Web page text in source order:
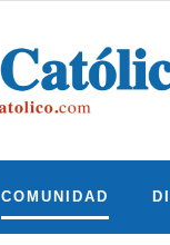
COMUNIDAD